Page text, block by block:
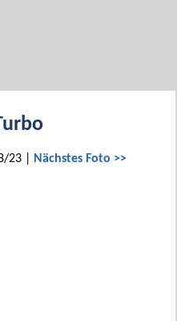
23 | Nächstes Foto >>